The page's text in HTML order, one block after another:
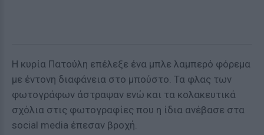
Η κυρία Πατούλη επέλεξε ένα μπλε λαμπερό φόρεμα
με έντονη διαφάνεια στο μπούστο. Τα φλας των
φωτογράφων άστραψαν ενώ και τα κολακευτικά
σχόλια στις φωτογραφίες που η ίδια ανέβασε στα
social media έπεσαν βροχή.